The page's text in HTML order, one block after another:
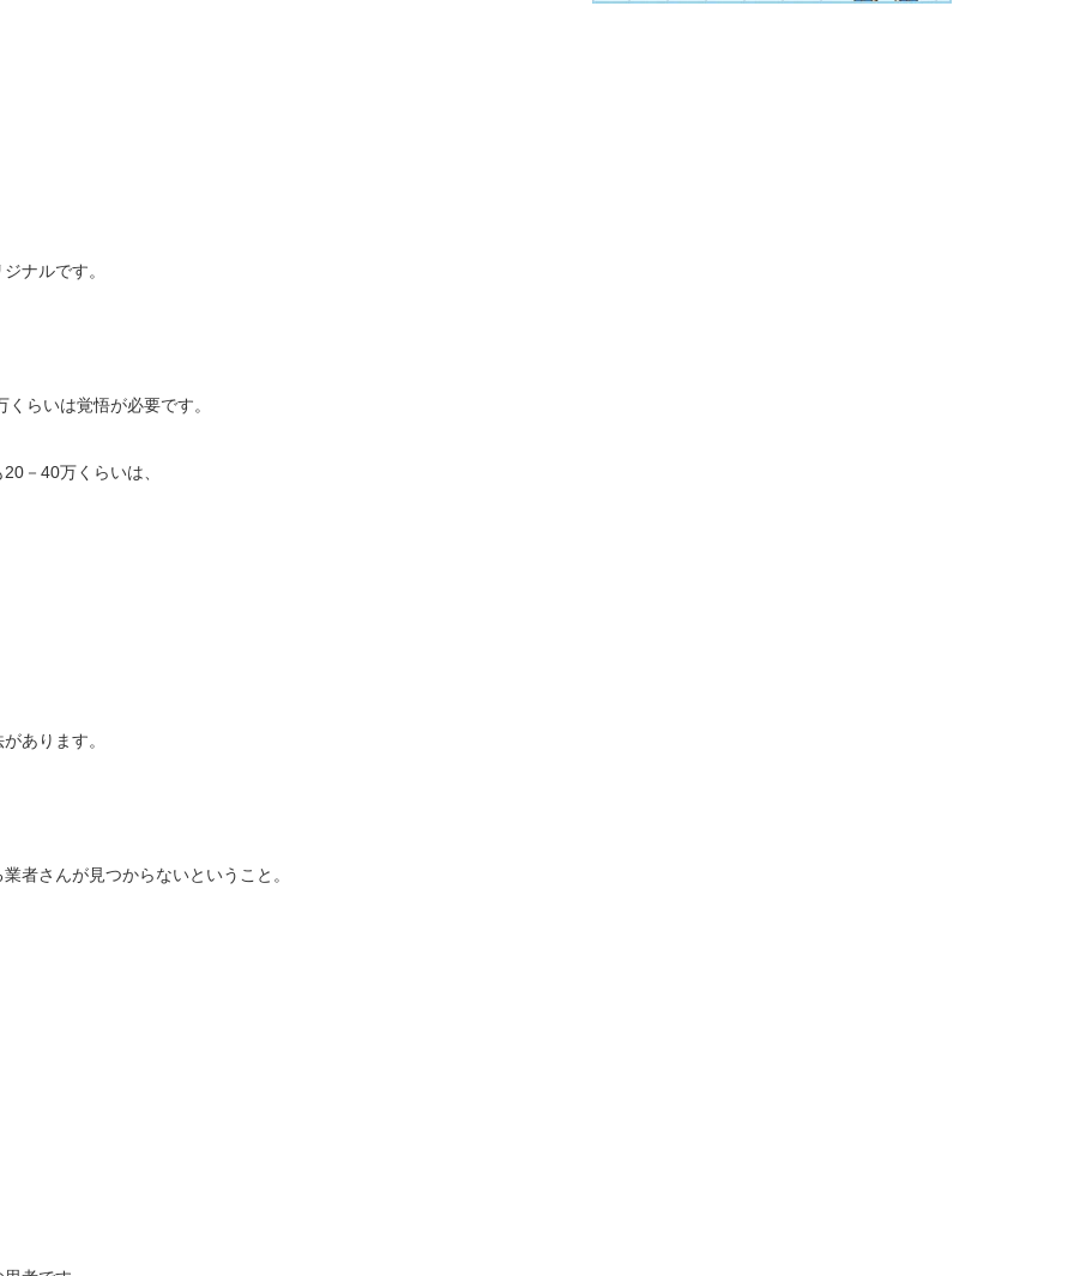
ナルです。
らいは覚悟が必要です。
－40万くらいは、
あります。
者さんが見つからないということ。